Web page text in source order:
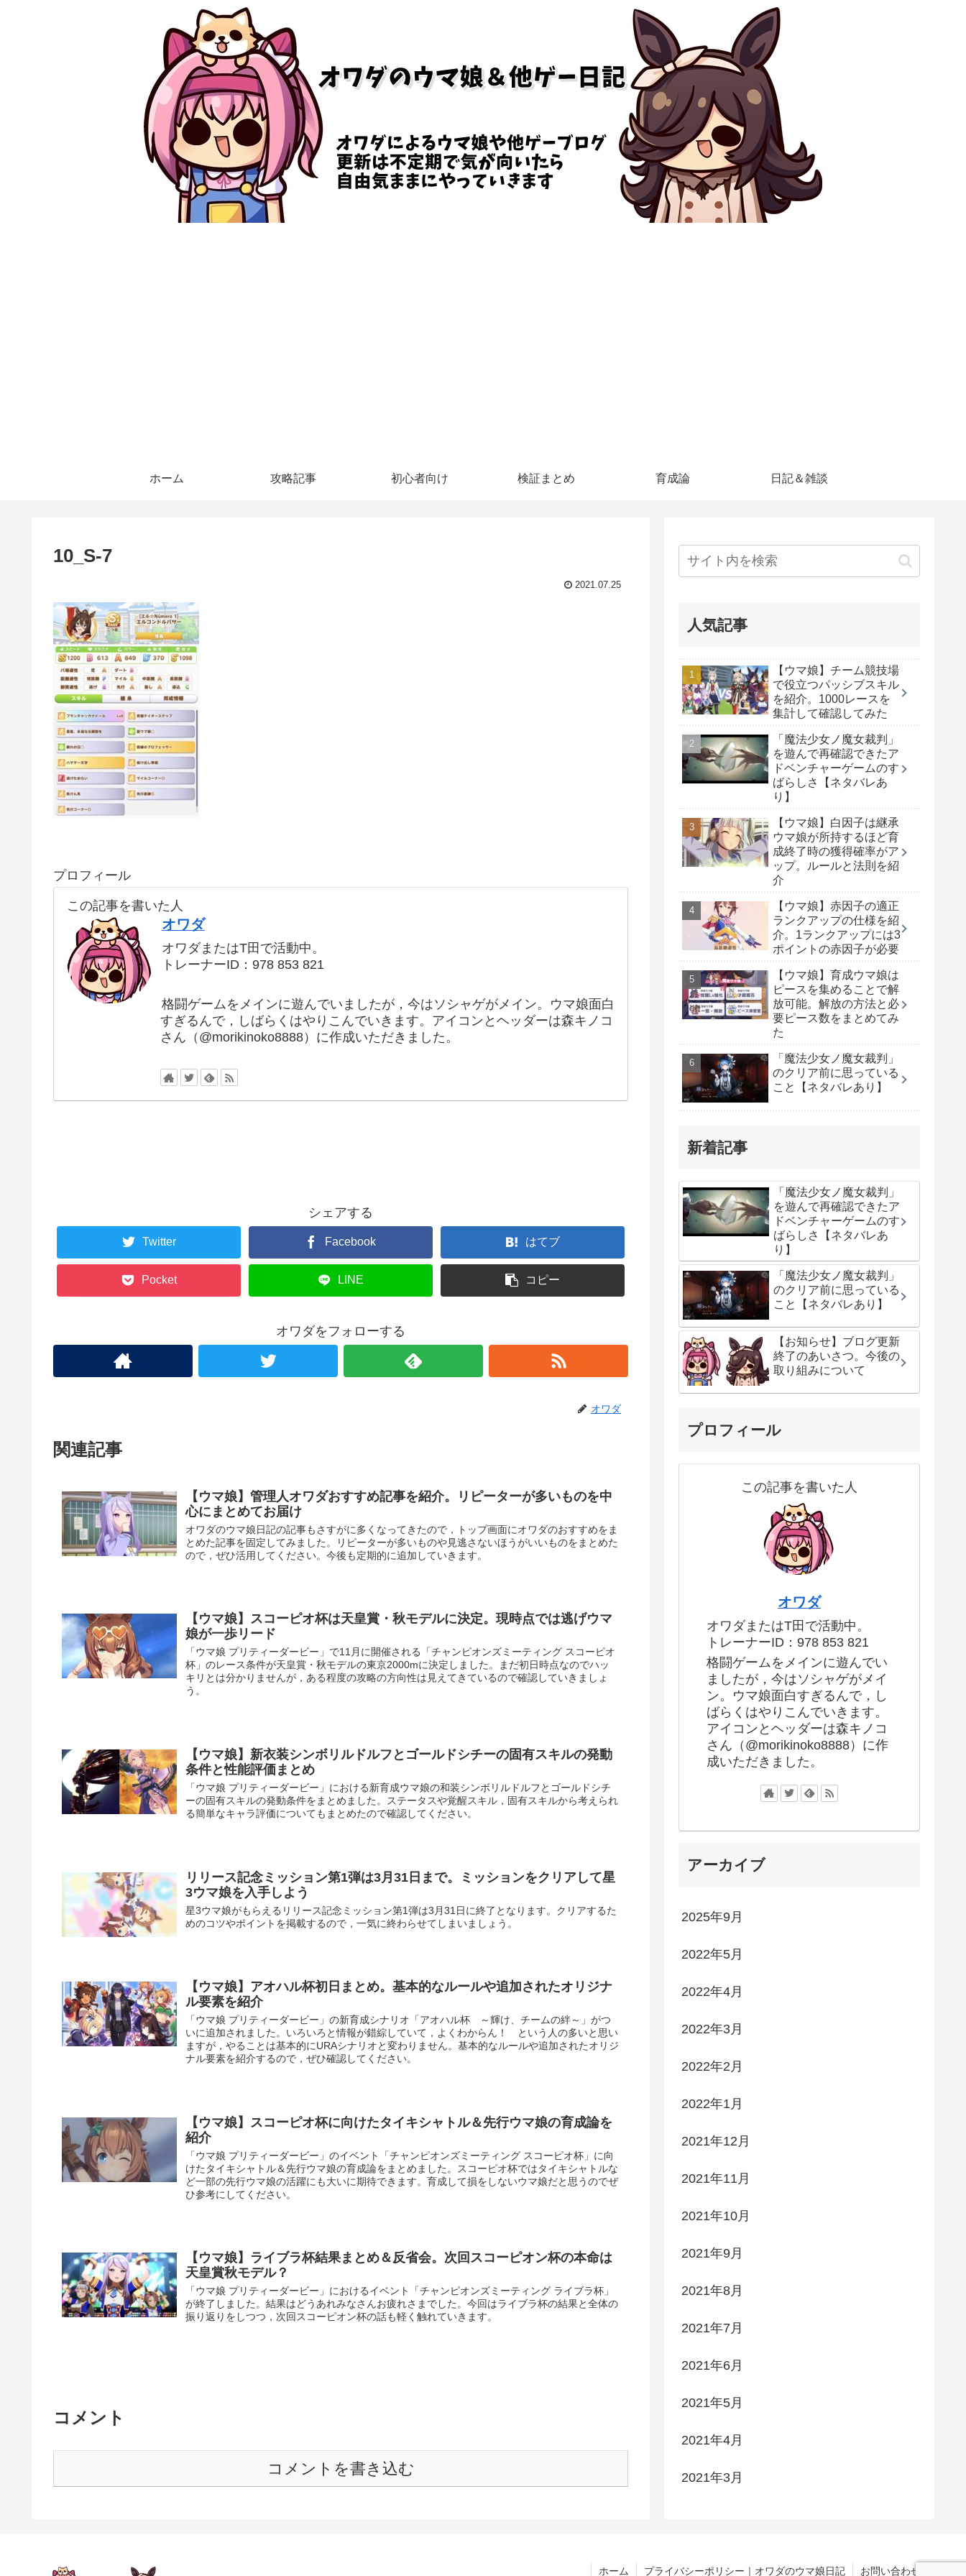
ホーム 攻略記事 初心者向け 検証まとめ 育成論 日記＆雑談
10_S-7
2021.07.25
プロフィール
この記事を書いた人
オワダ
オワダまたはT田で活動中。
トレーナーID：978 853 821
格闘ゲームをメインに遊んでいましたが，今はソシャゲがメイン。ウマ娘面白
すぎるんで，しばらくはやりこんでいきます。アイコンとヘッダーは森キノコ
さん（@morikinoko8888）に作成いただきました。
シェアする
Twitter Facebook はてブ
Pocket LINE コピー
オワダをフォローする
オワダ
関連記事
【ウマ娘】管理人オワダおすすめ記事を紹介。リピーターが多いものを中
心にまとめてお届け
オワダのウマ娘日記の記事もさすがに多くなってきたので，トップ画面にオワダのおすすめをま
とめた記事を固定してみました。リピーターが多いものや見逃さないほうがいいものをまとめた
ので，ぜひ活用してください。今後も定期的に追加していきます。
【ウマ娘】スコーピオ杯は天皇賞・秋モデルに決定。現時点では逃げウマ
娘が一歩リード
「ウマ娘 プリティーダービー」で11月に開催される「チャンピオンズミーティング スコーピオ
杯」のレース条件が天皇賞・秋モデルの東京2000mに決定しました。まだ初日時点なのでハッ
キリとは分かりませんが，ある程度の攻略の方向性は見えてきているので確認していきましょ
う。
【ウマ娘】新衣装シンボリルドルフとゴールドシチーの固有スキルの発動
条件と性能評価まとめ
「ウマ娘 プリティーダービー」における新育成ウマ娘の和装シンボリルドルフとゴールドシチ
ーの固有スキルの発動条件をまとめました。ステータスや覚醒スキル，固有スキルから考えられ
る簡単なキャラ評価についてもまとめたので確認してください。
リリース記念ミッション第1弾は3月31日まで。ミッションをクリアして星
3ウマ娘を入手しよう
星3ウマ娘がもらえるリリース記念ミッション第1弾は3月31日に終了となります。クリアするた
めのコツやポイントを掲載するので，一気に終わらせてしまいましょう。
【ウマ娘】アオハル杯初日まとめ。基本的なルールや追加されたオリジナ
ル要素を紹介
「ウマ娘 プリティーダービー」の新育成シナリオ「アオハル杯 ～輝け、チームの絆～」がつ
いに追加されました。いろいろと情報が錯綜していて，よくわからん！ という人の多いと思い
ますが，やることは基本的にURAシナリオと変わりません。基本的なルールや追加されたオリジ
ナル要素を紹介するので，ぜひ確認してください。
【ウマ娘】スコーピオ杯に向けたタイキシャトル＆先行ウマ娘の育成論を
紹介
「ウマ娘 プリティーダービー」のイベント「チャンピオンズミーティング スコーピオ杯」に向
けたタイキシャトル＆先行ウマ娘の育成論をまとめました。スコーピオ杯ではタイキシャトルな
ど一部の先行ウマ娘の活躍にも大いに期待できます。育成して損をしないウマ娘だと思うのでぜ
ひ参考にしてください。
【ウマ娘】ライブラ杯結果まとめ＆反省会。次回スコーピオン杯の本命は
天皇賞秋モデル？
「ウマ娘 プリティーダービー」におけるイベント「チャンピオンズミーティング ライブラ杯」
が終了しました。結果はどうあれみなさんお疲れさまでした。今回はライブラ杯の結果と全体の
振り返りをしつつ，次回スコーピオン杯の話も軽く触れていきます。
コメント
コメントを書き込む
人気記事
【ウマ娘】チーム競技場
で役立つパッシブスキル
を紹介。1000レースを
集計して確認してみた
「魔法少女ノ魔女裁判」
を遊んで再確認できたア
ドベンチャーゲームのす
ばらしさ【ネタバレあ
り】
【ウマ娘】白因子は継承
ウマ娘が所持するほど育
成終了時の獲得確率がア
ップ。ルールと法則を紹
介
【ウマ娘】赤因子の適正
ランクアップの仕様を紹
介。1ランクアップには3
ポイントの赤因子が必要
【ウマ娘】育成ウマ娘は
ピースを集めることで解
放可能。解放の方法と必
要ピース数をまとめてみ
た
「魔法少女ノ魔女裁判」
のクリア前に思っている
こと【ネタバレあり】
新着記事
「魔法少女ノ魔女裁判」
を遊んで再確認できたア
ドベンチャーゲームのす
ばらしさ【ネタバレあ
り】
「魔法少女ノ魔女裁判」
のクリア前に思っている
こと【ネタバレあり】
【お知らせ】ブログ更新
終了のあいさつ。今後の
取り組みについて
プロフィール
この記事を書いた人
オワダ
オワダまたはT田で活動中。
トレーナーID：978 853 821
格闘ゲームをメインに遊んでい
ましたが，今はソシャゲがメイ
ン。ウマ娘面白すぎるんで，し
ばらくはやりこんでいきます。
アイコンとヘッダーは森キノコ
さん（@morikinoko8888）に作
成いただきました。
アーカイブ
2025年9月
2022年5月
2022年4月
2022年3月
2022年2月
2022年1月
2021年12月
2021年11月
2021年10月
2021年9月
2021年8月
2021年7月
2021年6月
2021年5月
2021年4月
2021年3月
ホーム プライバシーポリシー｜オワダのウマ娘日記 お問い合わせ